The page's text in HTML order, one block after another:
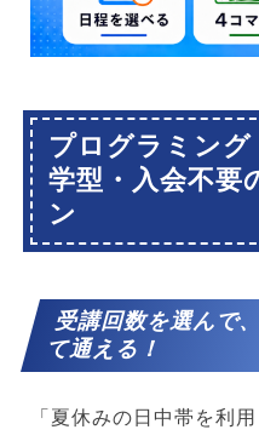
プログラミン
学型・入会不要
ン
受講回数を選んで
て通える！
「夏休みの日中帯を利